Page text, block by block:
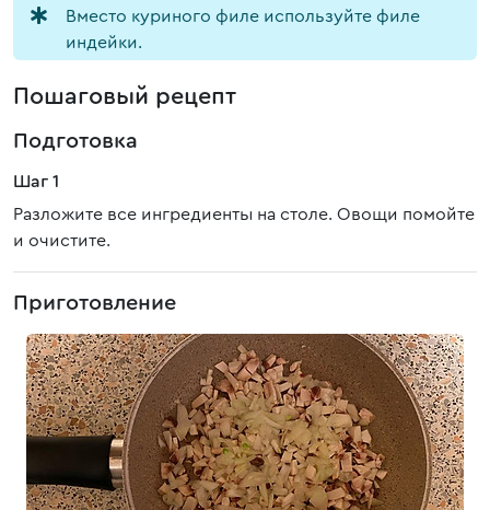
Вместо куриного филе используйте филе
индейки.
Пошаговый рецепт
Подготовка
Шаг 1
Разложите все ингредиенты на столе. Овощи помойте
и очистите.
Приготовление